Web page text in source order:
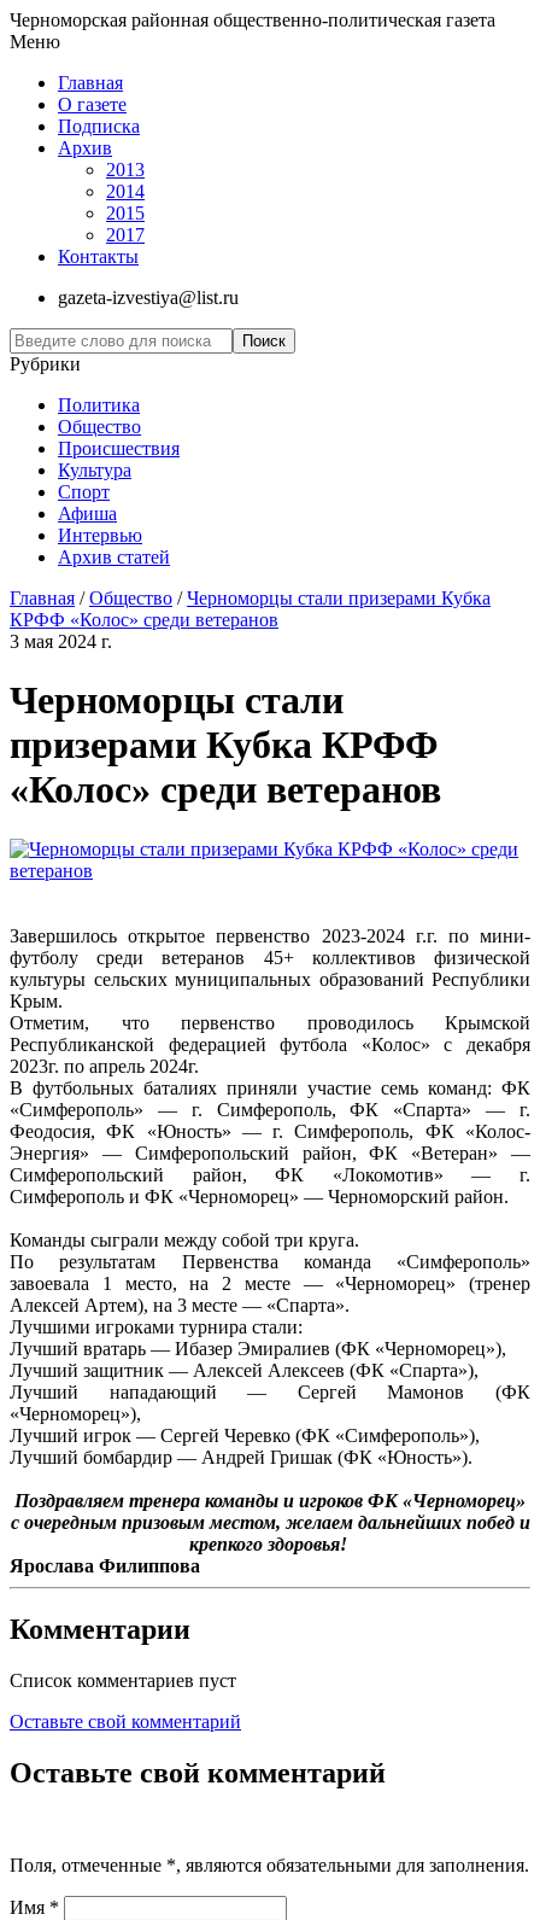
Черноморская районная общественно-политическая газета
Меню
Главная
О газете
Подписка
Архив
2013
2014
2015
2017
Контакты
gazeta-izvestiya@list.ru
Рубрики
Политика
Общество
Проиcшествия
Культура
Спорт
Афиша
Интервью
Архив статей
Главная /Общество /Черноморцы стали призерами Кубка
КРФФ «Колос» среди ветеранов
3 мая 2024 г.
Черноморцы стали
призерами Кубка КРФФ
«Колос» среди ветеранов
Завершилось открытое первенство 2023-2024 г.г. по мини-
футболу среди ветеранов 45+ коллективов физической
культуры сельских муниципальных образований Республики
Крым.
Отметим, что первенство проводилось Крымской
Республиканской федерацией футбола «Колос» с декабря
2023г. по апрель 2024г.
В футбольных баталиях приняли участие семь команд: ФК
«Симферополь» — г. Симферополь, ФК «Спарта» — г.
Феодосия, ФК «Юность» — г. Симферополь, ФК «Колос-
Энергия» — Симферопольский район, ФК «Ветеран» —
Симферопольский район, ФК «Локомотив» — г.
Симферополь и ФК «Черноморец» — Черноморский район.
Команды сыграли между собой три круга.
По результатам Первенства команда «Симферополь»
завоевала 1 место, на 2 месте — «Черноморец» (тренер
Алексей Артем), на 3 месте — «Спарта».
Лучшими игроками турнира стали:
Лучший вратарь — Ибазер Эмиралиев (ФК «Черноморец»),
Лучший защитник — Алексей Алексеев (ФК «Спарта»),
Лучший нападающий — Сергей Мамонов (ФК
«Черноморец»),
Лучший игрок — Сергей Черевко (ФК «Симферополь»),
Лучший бомбардир — Андрей Гришак (ФК «Юность»).
Поздравляем тренера команды и игроков ФК «Черноморец»
с очередным призовым местом, желаем дальнейших побед и
крепкого здоровья!
Ярослава Филиппова
Комментарии
Список комментариев пуст
Оставьте свой комментарий
Оставьте свой комментарий
Поля, отмеченные *, являются обязательными для заполнения.
Имя *